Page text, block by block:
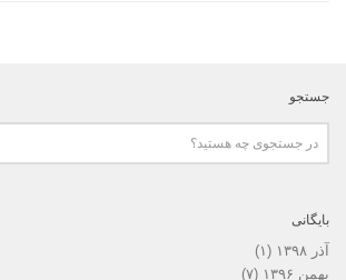
جستجو
بایگانی
آذر ۱۳۹۸
(۱)
بهمن ۱۳۹۶
(۷)